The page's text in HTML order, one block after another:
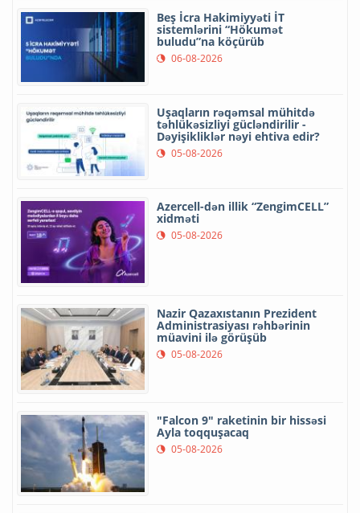
Beş İcra Hakimiyyəti İT
sistemlərini “Hökumət
buludu”na köçürüb
06-08-2026
Uşaqların rəqəmsal mühitdə
təhlükəsizliyi gücləndirilir -
Dəyişikliklər nəyi ehtiva edir?
05-08-2026
Azercell-dən illik “ZengimCELL”
xidməti
05-08-2026
Nazir Qazaxıstanın Prezident
Administrasiyası rəhbərinin
müavini ilə görüşüb
05-08-2026
"Falcon 9" raketinin bir hissəsi
Ayla toqquşacaq
05-08-2026